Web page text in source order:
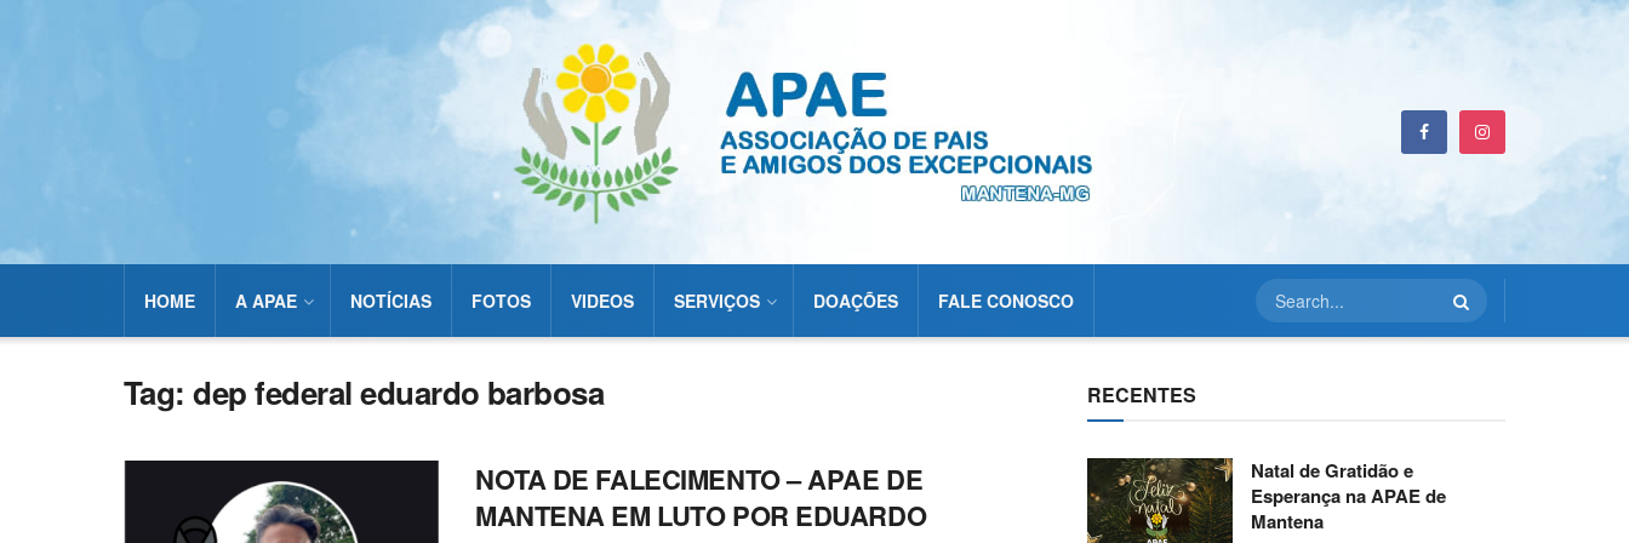
HOME A APAE NOTÍCIAS FOTOS VIDEOS SERVIÇOS DOAÇÕES FALE CONOSCO
Tag:dep federal eduardo barbosa
NOTA DE FALECIMENTO – APAE DE
MANTENA EM LUTO POR EDUARDO
RECENTES
Natal de Gratidão e
Esperança na APAE de
Mantena